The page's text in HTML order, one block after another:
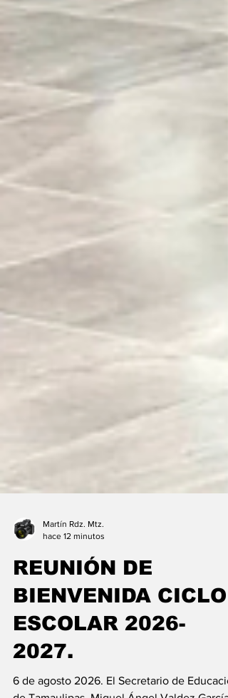
hace 12 minutos
REUNIÓN DE
BIENVENIDA CICLO
ESCOLAR 2026-
2027.